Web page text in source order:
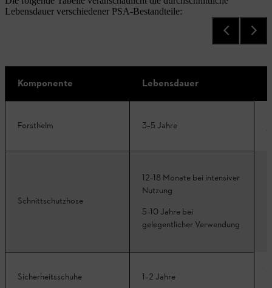
Lebensdauer verschiedener PSA-Bestandteile:
Komponente Lebensdauer
Forsthelm 3–5 Jahre
Schnittschutzhose
12–18 Monate bei intensiver
Nutzung
5–10 Jahre bei
gelegentlicher Verwendung
Sicherheitsschuhe 1–2 Jahre